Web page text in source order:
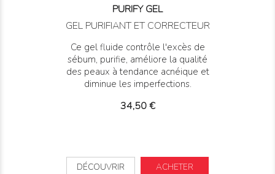
PURIFY GEL
GEL PURIFIANT ET CORRECTEUR
Ce gel fluide contrôle l'excès de
sébum, purifie, améliore la qualité
des peaux à tendance acnéique et
diminue les imperfections.
Prix
34,50 €
DÉCOUVRIR ACHETER